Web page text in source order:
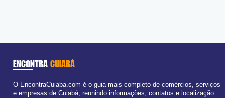
ENCONTRA CUIABÁ
O EncontraCuiaba.com é o guia mais completo de comércios, serviços
e empresas de Cuiabá, reunindo informações, contatos e localização